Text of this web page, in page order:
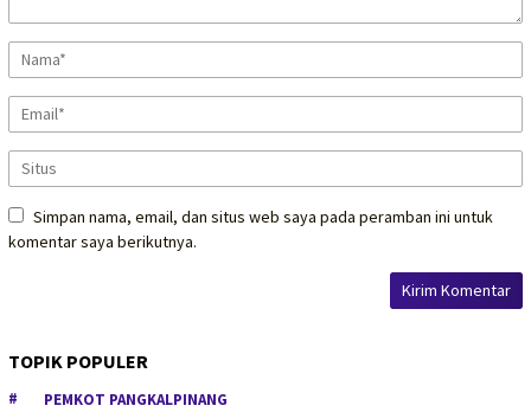
Simpan nama, email, dan situs web saya pada peramban ini untuk
komentar saya berikutnya.
TOPIK POPULER
PEMKOT PANGKALPINANG